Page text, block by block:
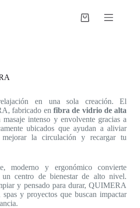
Carro
en una sola creación. El
fabricado en fibra de vidrio de alta
masaje intenso y envolvente gracias a
ubicados que ayudan a aliviar
mejorar la circulación y recargar tu
moderno y ergonómico convierte
un centro de bienestar de alto nivel.
y pensado para durar, QUIMERA
spas y proyectos que buscan impactar